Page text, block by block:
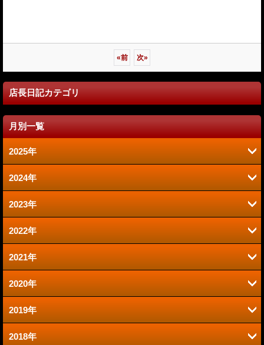
«前 次»
店長日記カテゴリ
月別一覧
2025年
6月 (2)
1月 (1)
2024年
9月 (2)
8月 (2)
2023年
6月 (1)
2022年
12月 (1)
10月 (1)
9月 (1)
2021年
12月 (1)
9月 (1)
8月 (1)
2020年
12月 (1)
11月 (2)
2019年
11月 (2)
2018年